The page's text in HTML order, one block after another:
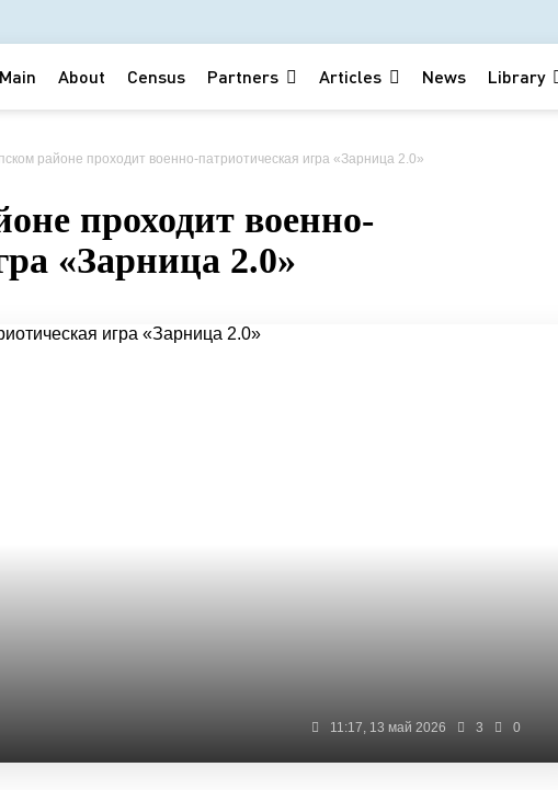
Main About Census Partners Articles News Library
районе проходит военно-патриотическая игра «Зарница 2.0»
проходит военно-
«Зарница 2.0»
11:17, 13 май 2026 3 0